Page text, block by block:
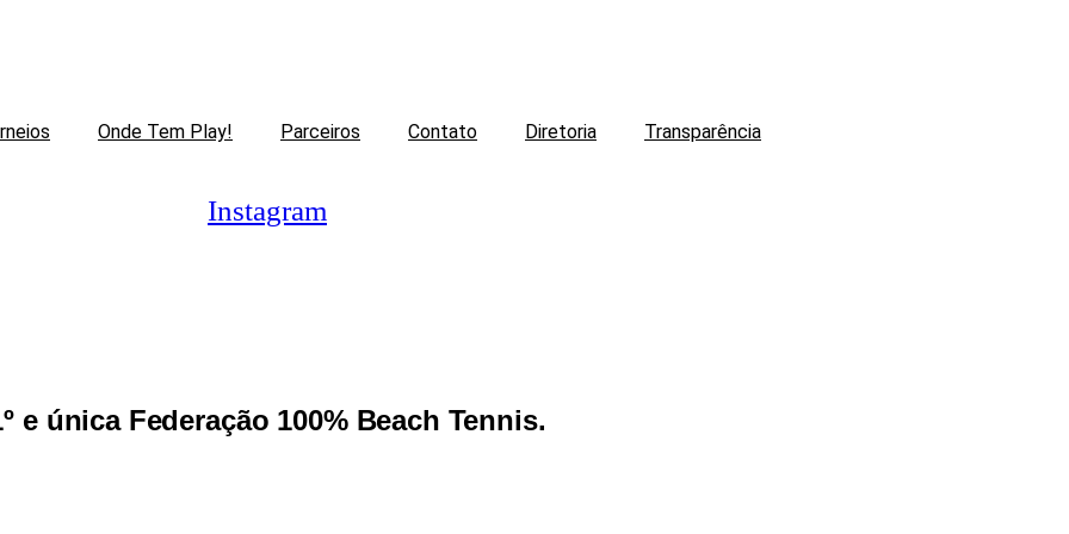
Onde Tem Play! Parceiros Contato Diretoria Transparência
Instagram
e única Federação 100% Beach Tennis.